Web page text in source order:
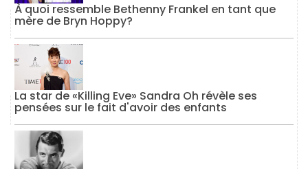
À quoi ressemble Bethenny Frankel en tant que
mère de Bryn Hoppy?
La star de «Killing Eve» Sandra Oh révèle ses
pensées sur le fait d'avoir des enfants